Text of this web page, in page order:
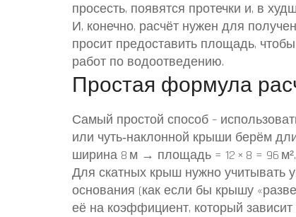
просесть, появятся протечки и, в
И, конечно, расчёт нужен для
просит предоставить площадь,
работ по водоотведению.
Простая формула
Самый простой способ –
или чуть‑наклонной крыши берём
ширина 8 м → площадь = 12 × 8 = 96 м².
Для скатных крыш нужно учитывать
основания (как если бы крышу
её на коэффициент, который зависит